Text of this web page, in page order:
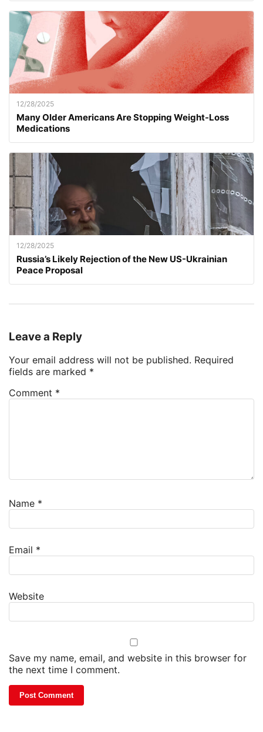
12/28/2025
Many Older Americans Are Stopping Weight-Loss
Medications
12/28/2025
Russia’s Likely Rejection of the New US-Ukrainian
Peace Proposal
Leave a Reply
Your email address will not be published. Required
fields are marked *
Comment *
Name *
Email *
Website
Save my name, email, and website in this browser for
the next time I comment.